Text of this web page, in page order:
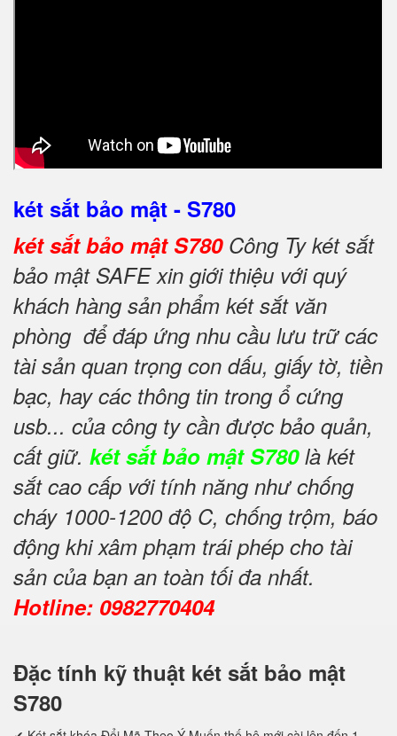
két sắt bảo mật - S780
két sắt bảo mật S780 Công Ty két sắt
bảo mật SAFE xin giới thiệu với quý
khách hàng sản phẩm két sắt văn
phòng để đáp ứng nhu cầu lưu trữ các
tài sản quan trọng con dấu, giấy tờ, tiền
bạc, hay các thông tin trong ổ cứng
usb... của công ty cần được bảo quản,
cất giữ. két sắt bảo mật S780là két
sắt cao cấp với tính năng như chống
cháy 1000-1200 độ C, chống trộm, báo
động khi xâm phạm trái phép cho tài
sản của bạn an toàn tối đa nhất.
Hotline: 0982770404
Đặc tính kỹ thuật két sắt bảo mật
S780